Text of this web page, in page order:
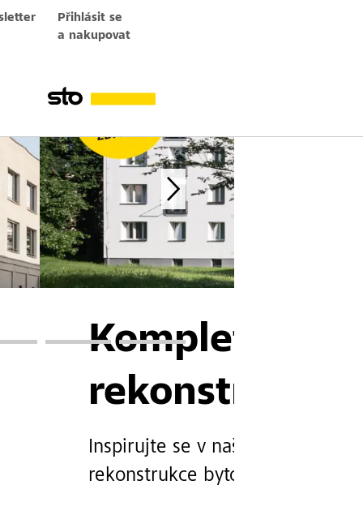
Přihlásit se
a nakupovat
Kompletní
rekonstrukci
Inspirujte se v našem novém
rekonstrukce bytových domů